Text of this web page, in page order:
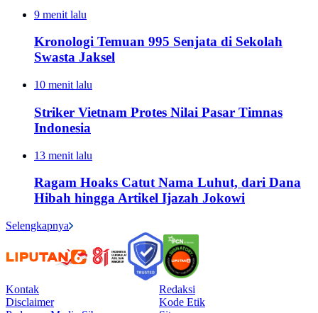
9 menit lalu
Kronologi Temuan 995 Senjata di Sekolah
Swasta Jaksel
10 menit lalu
Striker Vietnam Protes Nilai Pasar Timnas
Indonesia
13 menit lalu
Ragam Hoaks Catut Nama Luhut, dari Dana
Hibah hingga Artikel Ijazah Jokowi
Selengkapnya
Kontak
Redaksi
Disclaimer
Kode Etik